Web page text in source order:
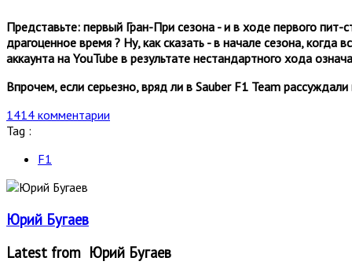
Представьте: первый Гран-При сезона - и в ходе первого
драгоценное время ? Ну, как сказать - в начале сезона,
аккаунта на YouTube в результате нестандартного хода
Впрочем, если серьезно, вряд ли в Sauber F1 Team
1414 комментарии
Tag :
F1
Юрий Бугаев
Latest from Юрий Бугаев